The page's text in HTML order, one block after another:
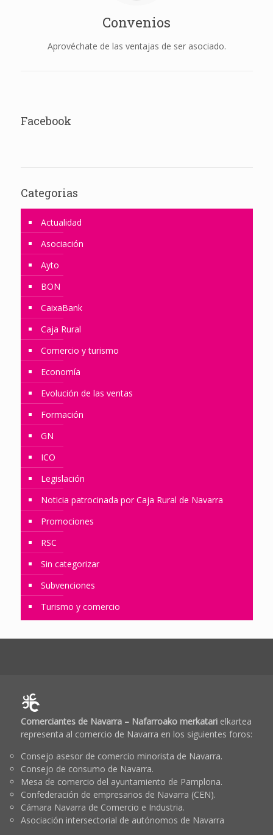
Convenios
Aprovéchate de las ventajas de ser asociado.
Facebook
Categorias
Actualidad
Asociación
Ayto
BON
CaixaBank
Caja Rural
Comercio y turismo
Economía
Evolución de las ventas
Formación
GN
ICO
Legislación
Noticia patrocinada por Caja Rural de Navarra
Promociones
RSC
Sin categorizar
Subvenciones
Turismo y comercio
Comerciantes de Navarra – Nafarroako merkatarielkartea
representa al comercio de Navarra en los siguientes foros:
Consejo asesor de comercio minorista de Navarra.
Consejo de consumo de Navarra.
Mesa de comercio del ayuntamiento de Pamplona.
Confederación de empresarios de Navarra (CEN).
Cámara Navarra de Comercio e Industria.
Asociación intersectorial de autónomos de Navarra